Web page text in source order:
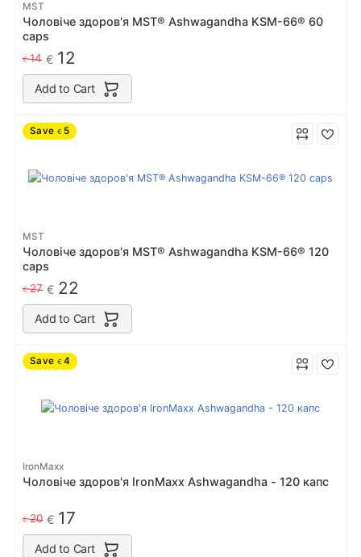
MST
Чоловіче здоров'я MST® Ashwagandha KSM-66® 60
caps
€14 € 12
Add to Cart
Save € 5
MST
Чоловіче здоров'я MST® Ashwagandha KSM-66® 120
caps
€27 € 22
Add to Cart
Save € 4
IronMaxx
Чоловіче здоров'я IronMaxx Ashwagandha - 120 капс
€20 € 17
Add to Cart